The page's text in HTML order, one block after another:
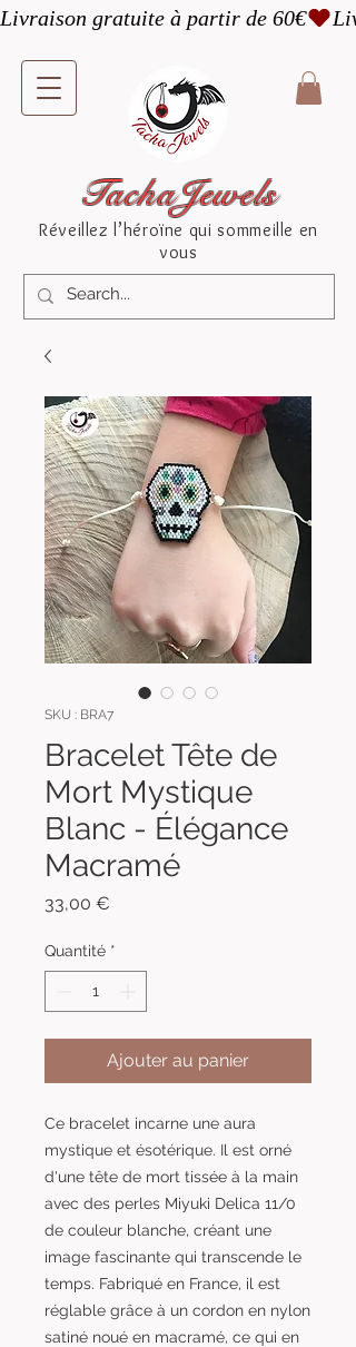
TachaJewels
Réveillez l’héroïne qui sommeille en
vous
Livraison gratuite à partir de 60€
SKU : BRA7
Bracelet Tête de
Mort Mystique
Blanc - Élégance
Macramé
33,00 €
Quantité *
Ajouter au panier
Ce bracelet incarne une aura
mystique et ésotérique. Il est orné
d'une tête de mort tissée à la main
avec des perles Miyuki Delica 11/0
de couleur blanche, créant une
image fascinante qui transcende le
temps. Fabriqué en France, il est
réglable grâce à un cordon en nylon
satiné noué en macramé, ce qui en